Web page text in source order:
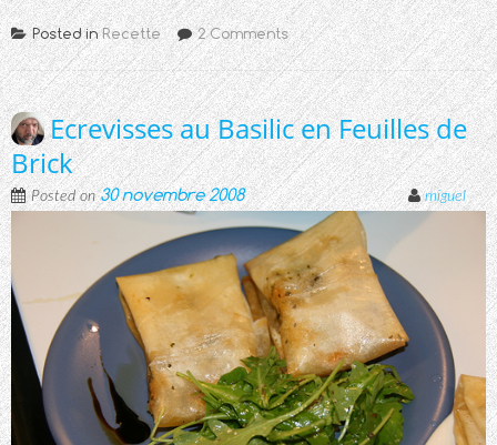
Posted inRecette 2 Comments
Ecrevisses au Basilic en Feuilles de
Brick
Posted on30 novembre 2008 miguel